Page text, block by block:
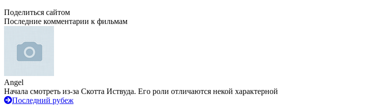
Поделиться сайтом
Последние комментарии к фильмам
Angel
Начала смотреть из-за Скотта Иствуда. Его роли отличаются некой характерной
Последний рубеж